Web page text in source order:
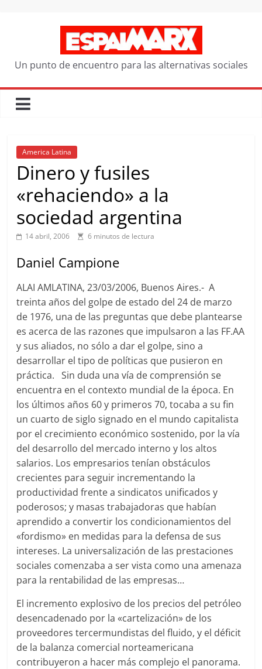
Un punto de encuentro para las alternativas sociales
America Latina
Dinero y fusiles
«rehaciendo» a la
sociedad argentina
14 abril, 2006 6 minutos de lectura
Daniel Campione
ALAI AMLATINA, 23/03/2006, Buenos Aires.- A
treinta años del golpe de estado del 24 de marzo
de 1976, una de las preguntas que debe plantearse
es acerca de las razones que impulsaron a las FF.AA
y sus aliados, no sólo a dar el golpe, sino a
desarrollar el tipo de políticas que pusieron en
práctica. Sin duda una vía de comprensión se
encuentra en el contexto mundial de la época. En
los últimos años 60 y primeros 70, tocaba a su fin
un cuarto de siglo signado en el mundo capitalista
por el crecimiento económico sostenido, por la vía
del desarrollo del mercado interno y los altos
salarios. Los empresarios tenían obstáculos
crecientes para seguir incrementando la
productividad frente a sindicatos unificados y
poderosos; y masas trabajadoras que habían
aprendido a convertir los condicionamientos del
«fordismo» en medidas para la defensa de sus
intereses. La universalización de las prestaciones
sociales comenzaba a ser vista como una amenaza
para la rentabilidad de las empresas…
El incremento explosivo de los precios del petróleo
desencadenado por la «cartelización» de los
proveedores tercermundistas del fluido, y el déficit
de la balanza comercial norteamericana
contribuyeron a hacer más complejo el panorama.